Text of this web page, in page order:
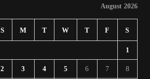
August 2026
S M T W T F S
1
2 3 4 5 6 7 8